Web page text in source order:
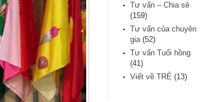
Tư vấn – Chia sẻ
(159)
Tư vấn của chuyên
gia(52)
Tư vấn Tuổi hồng
(41)
Viết về TRẺ (13)